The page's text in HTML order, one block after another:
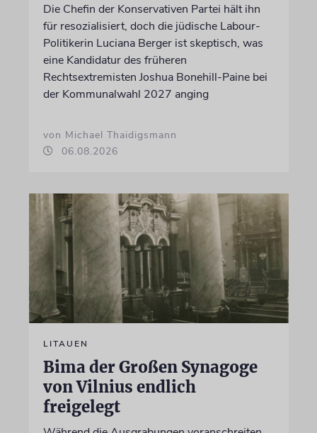
Die Chefin der Konservativen Partei hält ihn
für resozialisiert, doch die jüdische Labour-
Politikerin Luciana Berger ist skeptisch, was
eine Kandidatur des früheren
Rechtsextremisten Joshua Bonehill-Paine bei
der Kommunalwahl 2027 anging
von Michael Thaidigsmann
06.08.2026
LITAUEN
Bima der Großen Synagoge
von Vilnius endlich
freigelegt